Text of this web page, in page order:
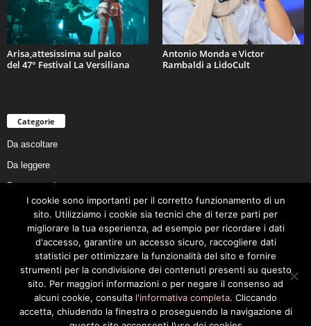
Arisa,attesissima sul palco
del 47° Festival La Versiliana
Antonio Monda e Victor
Rambaldi a LidoCult
Categorie
Da ascoltare
Da leggere
Da non perdere
Da conoscere
Da preservare
Da vivere
Cookie Policy
I cookie sono importanti per il corretto funzionamento di un
sito. Utilizziamo i cookie sia tecnici che di terze parti per
migliorare la tua esperienza, ad esempio per ricordare i dati
d'accesso, garantire un accesso sicuro, raccogliere dati
statistici per ottimizzare la funzionalità del sito e fornire
strumenti per la condivisione dei contenuti presenti su questo
sito. Per maggiori informazioni o per negare il consenso ad
alcuni cookie, consulta l'informativa completa. Cliccando
accetta, chiudendo la finestra o proseguendo la navigazione di